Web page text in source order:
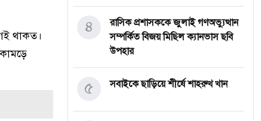
থাকত।
রাসিক প্রশাসককে জুলাই গণঅভ্যুত্থান
সম্পর্কিত বিজয় মিছিল ক্যানভাস ছবি
উপহার
৪
সবাইকে ছাড়িয়ে শীর্ষে শাহরুখ খান
৫